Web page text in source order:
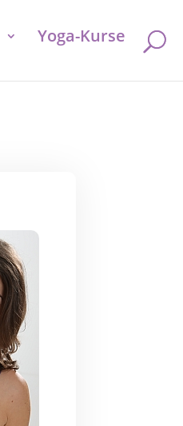
Yoga-Kurse